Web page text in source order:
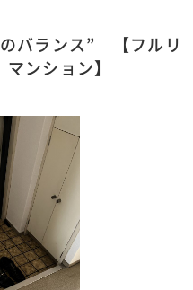
バランス” 【フルリ
ンション】